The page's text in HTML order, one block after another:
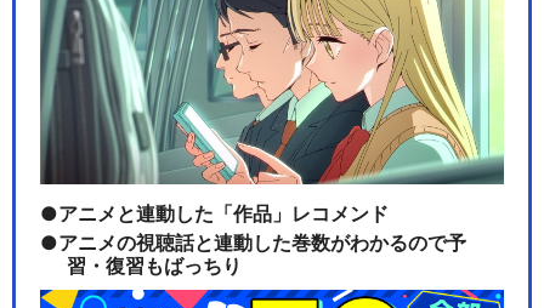
アニメと連動した「作品」レコメンド
アニメの視聴話と連動した巻数がわかるので予
習・復習もばっちり